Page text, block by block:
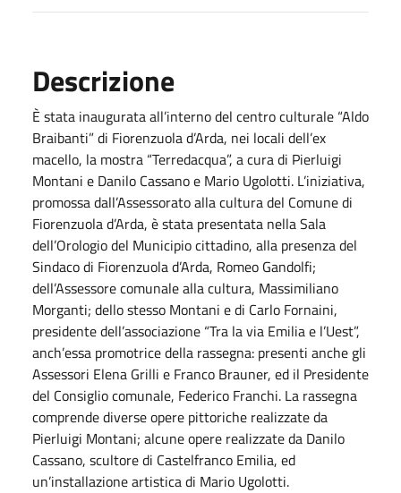
Descrizione
È stata inaugurata all’interno del centro culturale “Aldo
Braibanti” di Fiorenzuola d’Arda, nei locali dell’ex
macello, la mostra “Terredacqua”, a cura di Pierluigi
Montani e Danilo Cassano e Mario Ugolotti. L’iniziativa,
promossa dall’Assessorato alla cultura del Comune di
Fiorenzuola d’Arda, è stata presentata nella Sala
dell’Orologio del Municipio cittadino, alla presenza del
Sindaco di Fiorenzuola d’Arda, Romeo Gandolfi;
dell’Assessore comunale alla cultura, Massimiliano
Morganti; dello stesso Montani e di Carlo Fornaini,
presidente dell’associazione “Tra la via Emilia e l’Uest”,
anch’essa promotrice della rassegna: presenti anche gli
Assessori Elena Grilli e Franco Brauner, ed il Presidente
del Consiglio comunale, Federico Franchi. La rassegna
comprende diverse opere pittoriche realizzate da
Pierluigi Montani; alcune opere realizzate da Danilo
Cassano, scultore di Castelfranco Emilia, ed
un’installazione artistica di Mario Ugolotti.